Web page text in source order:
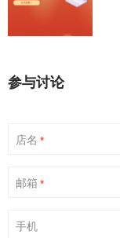
参与讨论
店名 *
邮箱 *
手机